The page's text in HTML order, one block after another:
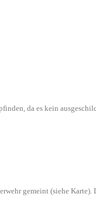
da es kein
gemeint (siehe